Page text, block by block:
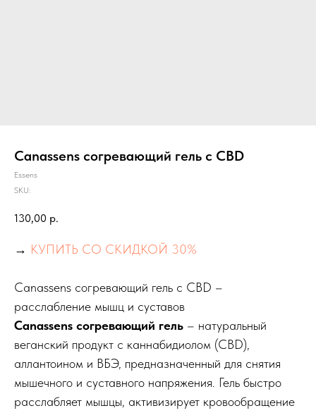
Canassens согревающий гель с CBD
Essens
SKU:
130,00 р.
→ КУПИТЬ СО СКИДКОЙ 30%
Canassens согревающий гель с CBD –
расслабление мышц и суставов
Canassens согревающий гель – натуральный
веганский продукт с каннабидиолом (CBD),
аллантоином и ВБЭ, предназначенный для снятия
мышечного и суставного напряжения. Гель быстро
расслабляет мышцы, активизирует кровообращение